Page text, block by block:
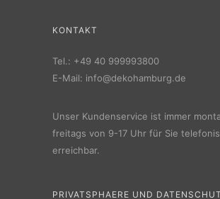
KONTAKT
Tel.: +49 40 999993800
E-Mail: info@dekohamburg.de
Unser Kundenservice ist immer
freitags von 9-17 Uhr für Sie
erreichbar.
PRIVATSPHAERE UND